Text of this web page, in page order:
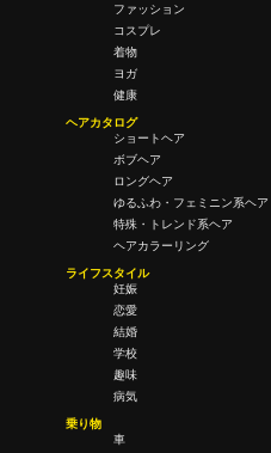
ファッション
コスプレ
着物
ヨガ
健康
ヘアカタログ
ショートヘア
ボブヘア
ロングヘア
ゆるふわ・フェミニン系ヘア
特殊・トレンド系ヘア
ヘアカラーリング
ライフスタイル
妊娠
恋愛
結婚
学校
趣味
病気
乗り物
車